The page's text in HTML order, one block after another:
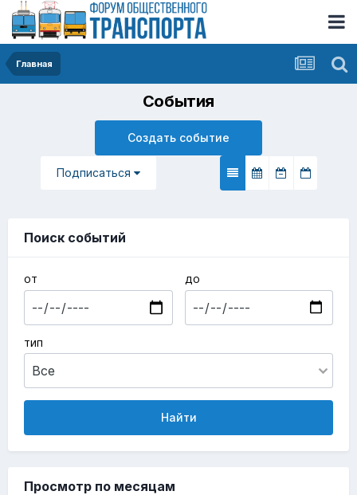
Главная
События
Создать событие
Подписаться
Поиск событий
ОТ ДО
ТИП
Найти
Просмотр по месяцам